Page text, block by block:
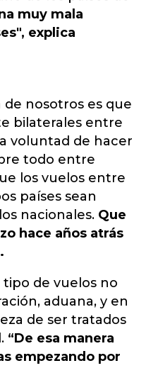
muy mala
explica
nosotros es que
bilaterales entre
voluntad de hacer
todo entre
los vuelos entre
países sean
nacionales. Que
hace años atrás
de vuelos no
aduana, y en
de ser tratados
“De esa manera
empezando por